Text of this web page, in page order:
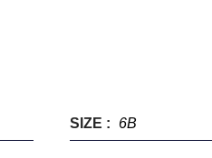
SIZE : 6B